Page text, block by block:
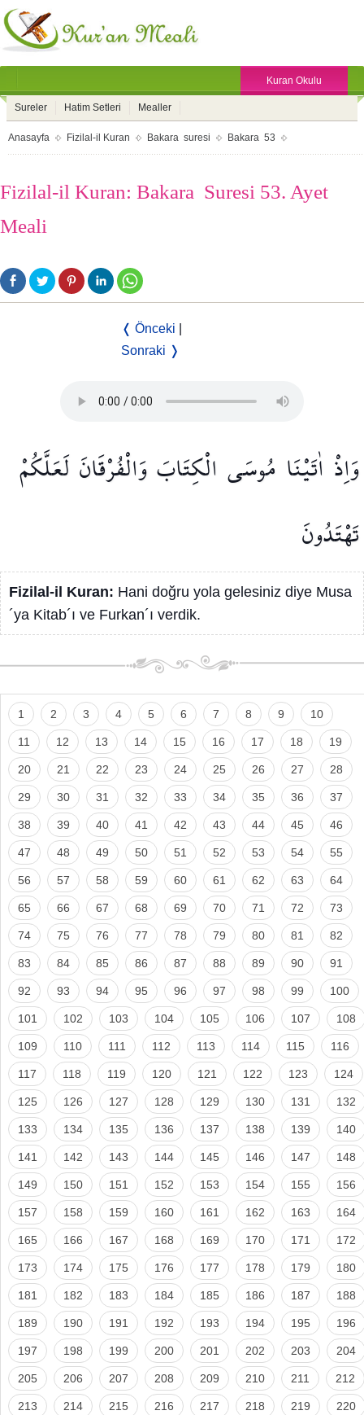
Kuran Okulu
Sureler Hatim Setleri Mealler
Anasayfa Fizilal-il Kuran Bakara suresi Bakara 53
Fizilal-il Kuran: Bakara Suresi 53. Ayet
Meali
❬ Önceki
Sonraki ❭
وَاِذْ اٰتَيْنَا مُوسَى الْكِتَابَوَالْفُرْقَانَلَعَلَّكُمْ
تَهْتَدُونَ
Fizilal-il Kuran: Hani doğru yola gelesiniz diye Musa
´ya Kitab´ı ve Furkan´ı verdik.
1 2 3 4 5 6 7 8 9 10
11 12 13 14 15 16 17 18 19
20 21 22 23 24 25 26 27 28
29 30 31 32 33 34 35 36 37
38 39 40 41 42 43 44 45 46
47 48 49 50 51 52 53 54 55
56 57 58 59 60 61 62 63 64
65 66 67 68 69 70 71 72 73
74 75 76 77 78 79 80 81 82
83 84 85 86 87 88 89 90 91
92 93 94 95 96 97 98 99 100
101 102 103 104 105 106 107 108
109 110 111 112 113 114 115 116
117 118 119 120 121 122 123 124
125 126 127 128 129 130 131 132
133 134 135 136 137 138 139 140
141 142 143 144 145 146 147 148
149 150 151 152 153 154 155 156
157 158 159 160 161 162 163 164
165 166 167 168 169 170 171 172
173 174 175 176 177 178 179 180
181 182 183 184 185 186 187 188
189 190 191 192 193 194 195 196
197 198 199 200 201 202 203 204
205 206 207 208 209 210 211 212
213 214 215 216 217 218 219 220